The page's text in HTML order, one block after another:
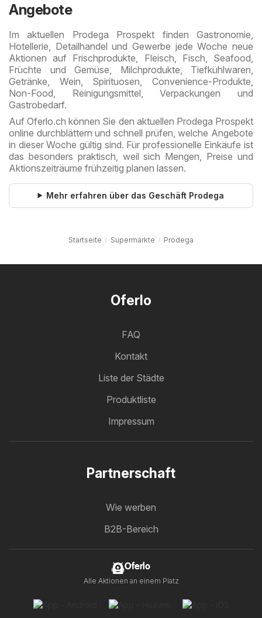
Angebote
Im aktuellen Prodega Prospekt finden Gastronomie,
Hotellerie, Detailhandel und Gewerbe jede Woche neue
Aktionen auf Frischprodukte, Fleisch, Fisch, Seafood,
Früchte und Gemüse, Milchprodukte, Tiefkühlwaren,
Getränke, Wein, Spirituosen, Convenience-Produkte,
Non-Food, Reinigungsmittel, Verpackungen und
Gastrobedarf.
Auf Oferlo.ch können Sie den aktuellen Prodega Prospekt
online durchblättern und schnell prüfen, welche Angebote
in dieser Woche gültig sind. Für professionelle Einkäufe ist
das besonders praktisch, weil sich Mengen, Preise und
Aktionszeiträume frühzeitig planen lassen.
Mehr erfahren über das Geschäft Prodega
Startseite Supermärkte Prodega
Oferlo
FAQ
Kontakt
Liste der Städte
Produktliste
Impressum
Partnerschaft
Wie werben
B2B-Bereich
Oferlo
Alle Aktionen an einem Platz